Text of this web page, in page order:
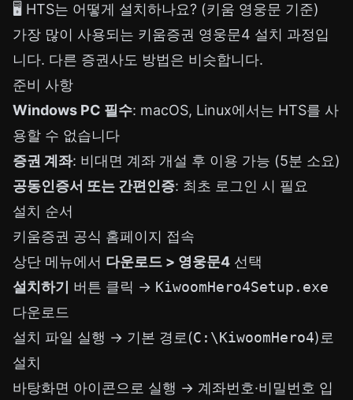
🖥️ HTS는 어떻게 설치하나요? (키움 영웅문 기준)
가장 많이 사용되는 키움증권 영웅문4 설치 과정입
니다. 다른 증권사도 방법은 비슷합니다.
준비 사항
Windows PC 필수: macOS, Linux에서는 HTS를 사
용할 수 없습니다
증권 계좌: 비대면 계좌 개설 후 이용 가능 (5분 소요)
공동인증서 또는 간편인증: 최초 로그인 시 필요
설치 순서
키움증권 공식 홈페이지 접속
상단 메뉴에서 다운로드 > 영웅문4 선택
설치하기
버튼 클릭 → KiwoomHero4Setup.exe
다운로드
설치 파일 실행 → 기본 경로(C:\KiwoomHero4)로
설치
바탕화면 아이콘으로 실행 → 계좌번호·비밀번호 입